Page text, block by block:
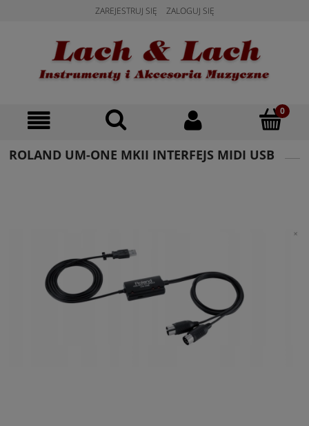
ZAREJESTRUJ SIĘ ZALOGUJ SIĘ
ROLAND UM-ONE MKII INTERFEJS MIDI USB